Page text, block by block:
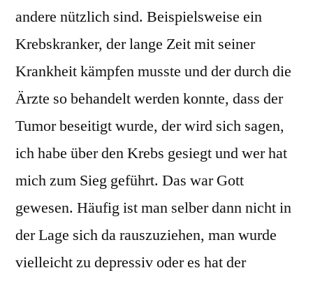
andere nützlich sind. Beispielsweise ein
Krebskranker, der lange Zeit mit seiner
Krankheit kämpfen musste und der durch die
Ärzte so behandelt werden konnte, dass der
Tumor beseitigt wurde, der wird sich sagen,
ich habe über den Krebs gesiegt und wer hat
mich zum Sieg geführt. Das war Gott
gewesen. Häufig ist man selber dann nicht in
der Lage sich da rauszuziehen, man wurde
vielleicht zu depressiv oder es hat der